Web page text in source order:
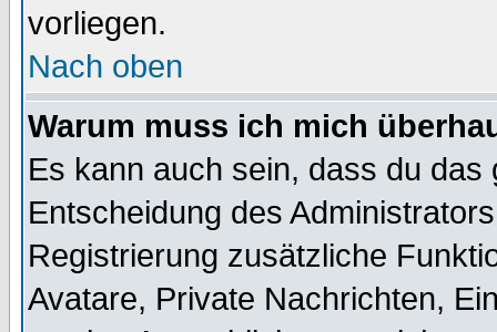
vorliegen.
Nach oben
Warum muss ich mich
Es kann auch sein, dass du
Entscheidung des
Registrierung zusätzliche
Avatare, Private Nachrichten,